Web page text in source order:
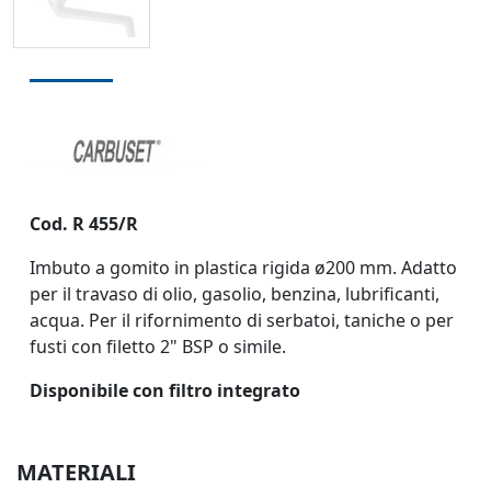
Cod. R 455/R
Imbuto a gomito in plastica rigida ø200 mm. Adatto
per il travaso di olio, gasolio, benzina, lubrificanti,
acqua. Per il rifornimento di serbatoi, taniche o per
fusti con filetto 2" BSP o simile.
Disponibile con filtro integrato
MATERIALI